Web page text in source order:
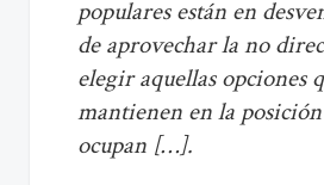
populares están en
de aprovechar la no
elegir aquellas opciones
mantienen en la
ocupan […].